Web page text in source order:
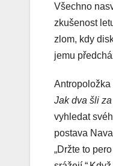
Všechno
zkušenost
zlom, kdy
jemu
Antropoložka
Jak dva šli
vyhledat
postava
„Držte to